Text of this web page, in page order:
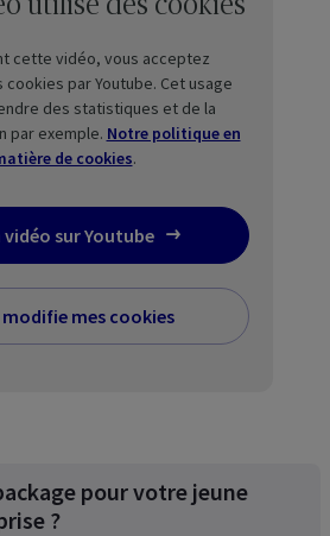
cette vidéo, vous acceptez
cookies par Youtube. Cet usage
des statistiques et de la
par exemple. Notre politique en
de cookies.
vidéo sur Youtube
modifie mes cookies
pour votre jeune
?